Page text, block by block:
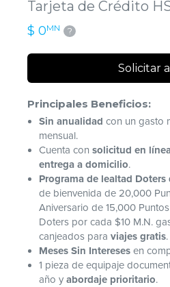
Tarjeta de Crédito
$ 0MN ?
Solicitar
Principales Beneficios:
Sin anualidad con un gasto
mensual.
Cuenta con solicitud en
entrega a domicilio.
Programa de lealtad Doters
de bienvenida de 20,000
Aniversario de 15,000
Doters por cada $10 M.N.
canjeados para viajes gratis.
Meses Sin Intereses en
1 pieza de equipaje
año y abordaje prioritario.